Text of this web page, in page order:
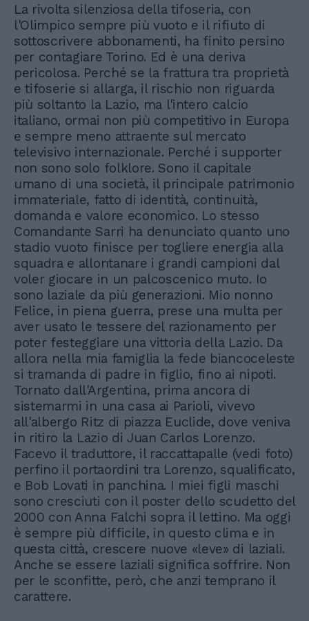
La rivolta silenziosa della tifoseria, con
l'Olimpico sempre più vuoto e il rifiuto di
sottoscrivere abbonamenti, ha finito persino
per contagiare Torino. Ed è una deriva
pericolosa. Perché se la frattura tra proprietà
e tifoserie si allarga, il rischio non riguarda
più soltanto la Lazio, ma l'intero calcio
italiano, ormai non più competitivo in Europa
e sempre meno attraente sul mercato
televisivo internazionale. Perché i supporter
non sono solo folklore. Sono il capitale
umano di una società, il principale patrimonio
immateriale, fatto di identità, continuità,
domanda e valore economico. Lo stesso
Comandante Sarri ha denunciato quanto uno
stadio vuoto finisce per togliere energia alla
squadra e allontanare i grandi campioni dal
voler giocare in un palcoscenico muto. Io
sono laziale da più generazioni. Mio nonno
Felice, in piena guerra, prese una multa per
aver usato le tessere del razionamento per
poter festeggiare una vittoria della Lazio. Da
allora nella mia famiglia la fede biancoceleste
si tramanda di padre in figlio, fino ai nipoti.
Tornato dall'Argentina, prima ancora di
sistemarmi in una casa ai Parioli, vivevo
all'albergo Ritz di piazza Euclide, dove veniva
in ritiro la Lazio di Juan Carlos Lorenzo.
Facevo il traduttore, il raccattapalle (vedi foto)
perfino il portaordini tra Lorenzo, squalificato,
e Bob Lovati in panchina. I miei figli maschi
sono cresciuti con il poster dello scudetto del
2000 con Anna Falchi sopra il lettino. Ma oggi
è sempre più difficile, in questo clima e in
questa città, crescere nuove «leve» di laziali.
Anche se essere laziali significa soffrire. Non
per le sconfitte, però, che anzi temprano il
carattere.